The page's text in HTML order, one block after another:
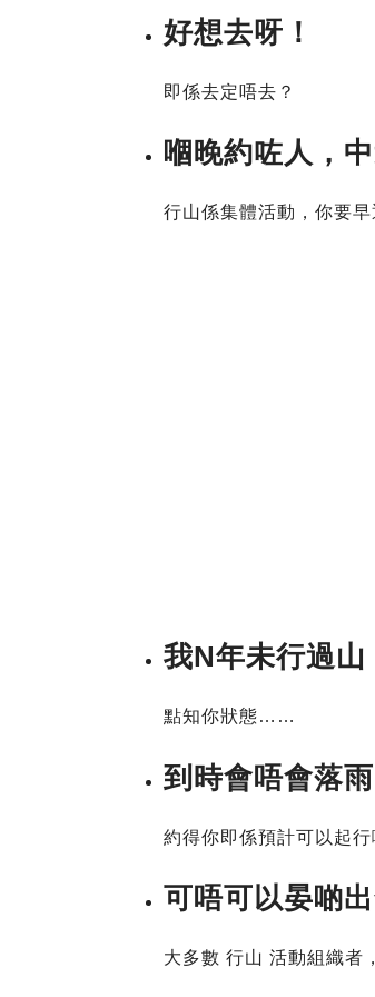
好想去呀！
即係去定唔去？
嗰晚約咗人，
行山係集體活動，你要早
我N年未行過山
點知你狀態……
到時會唔會落雨
約得你即係預計可以起
可唔可以晏啲出
大多數 行山 活動組織者